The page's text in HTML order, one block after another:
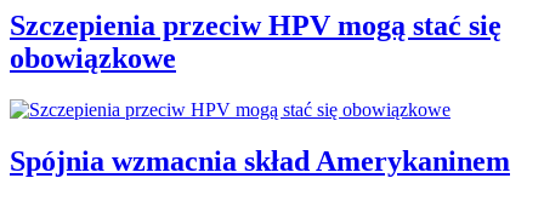
Szczepienia przeciw HPV mogą stać się
obowiązkowe
Spójnia wzmacnia skład Amerykaninem